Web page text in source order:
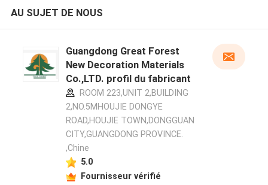
AU SUJET DE NOUS
Guangdong Great Forest
New Decoration Materials
Co.,LTD. profil du fabricant
ROOM 223,UNIT 2,BUILDING
2,NO.5MHOUJIE DONGYE
ROAD,HOUJIE TOWN,DONGGUAN
CITY,GUANGDONG PROVINCE.
,Chine
5.0
Fournisseur vérifié